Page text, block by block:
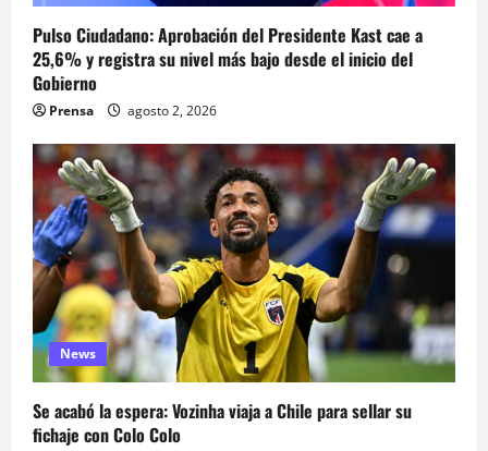
Pulso Ciudadano: Aprobación del Presidente Kast cae a
25,6% y registra su nivel más bajo desde el inicio del
Gobierno
Prensa agosto 2, 2026
News
Se acabó la espera: Vozinha viaja a Chile para sellar su
fichaje con Colo Colo